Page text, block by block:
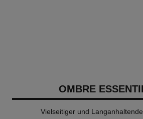
OMBRE
Vielseitiger und